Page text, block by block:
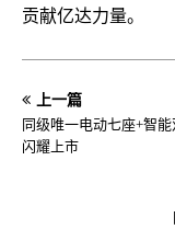
贡献亿达力量。
上一篇
同级唯一电动七座+智
闪耀上市